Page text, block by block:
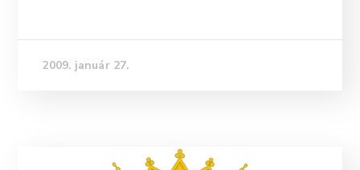
2009. január 27.